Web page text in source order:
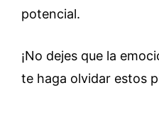
potencial.
¡No dejes que la
te haga olvidar estos